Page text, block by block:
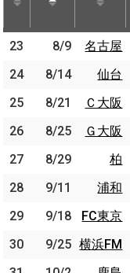
節 開催日 相手
23 8/9 名古屋
24
8/14 仙台
25
8/21 Ｃ大阪
26
8/25 Ｇ大阪
27
8/29 柏
28
9/11 浦和
29
9/18 FC東京
30
9/25 横浜FM
23 8/9
名古屋
24
8/14
仙台
25
8/21
Ｃ大阪
26
8/25
Ｇ大阪
27
8/29
柏
28
9/11
浦和
29
9/18
FC東京
30
9/25 横浜FM